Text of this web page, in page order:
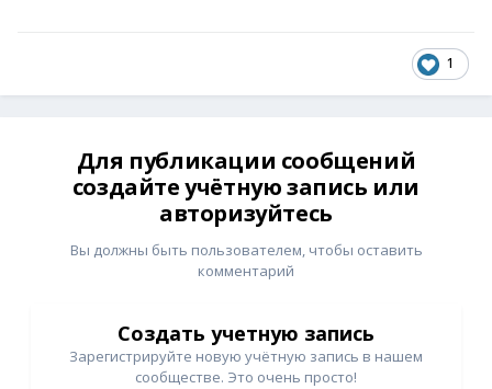
1
Для публикации сообщений
создайте учётную запись или
авторизуйтесь
Вы должны быть пользователем, чтобы оставить
комментарий
Создать учетную запись
Зарегистрируйте новую учётную запись в нашем
сообществе. Это очень просто!